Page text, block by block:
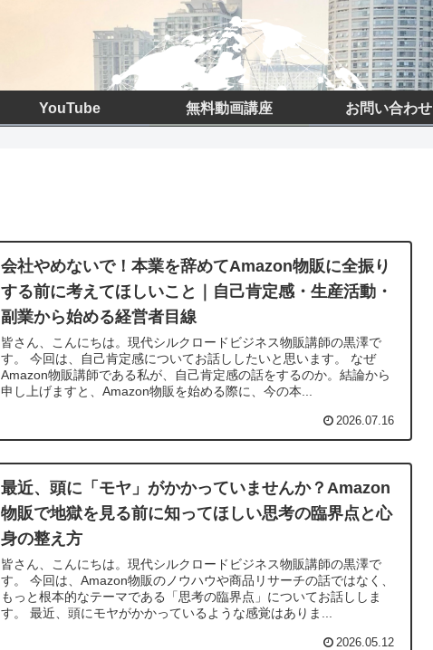
YouTube 無料動画講座 お問い合わせ
会社やめないで！本業を辞めてAmazon物販に全振り
する前に考えてほしいこと｜自己肯定感・生産活動・
副業から始める経営者目線
皆さん、こんにちは。現代シルクロードビジネス物販講師の黒澤で
す。 今回は、自己肯定感についてお話ししたいと思います。 なぜ
Amazon物販講師である私が、自己肯定感の話をするのか。結論から
申し上げますと、Amazon物販を始める際に、今の本...
2026.07.16
最近、頭に「モヤ」がかかっていませんか？Amazon
物販で地獄を見る前に知ってほしい思考の臨界点と心
身の整え方
皆さん、こんにちは。現代シルクロードビジネス物販講師の黒澤で
す。 今回は、Amazon物販のノウハウや商品リサーチの話ではなく、
もっと根本的なテーマである「思考の臨界点」についてお話ししま
す。 最近、頭にモヤがかかっているような感覚はありま...
2026.05.12